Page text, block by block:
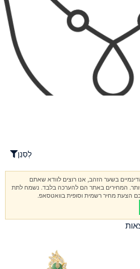
לְסַנֵן
בשער הזהב, אנו רוצים לוודא שאתם
המחירים באתר הם להערכה בלבד. נשמח לתת
הצעת מחיר רשמית וסופית בוואטסאפ.